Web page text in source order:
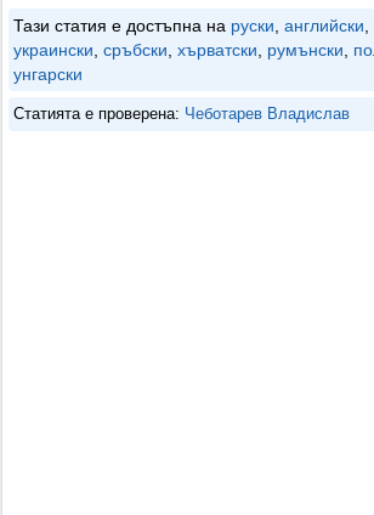
Тази статия е достъпна на руски английски
украински сръбски хърватски румънски
унгарски
Статията е проверена: Чеботарев Владислав